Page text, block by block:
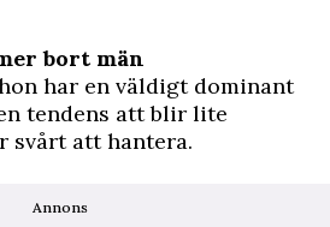
bort män
har en väldigt dominant
tendens att blir lite
svårt att hantera.
Annons